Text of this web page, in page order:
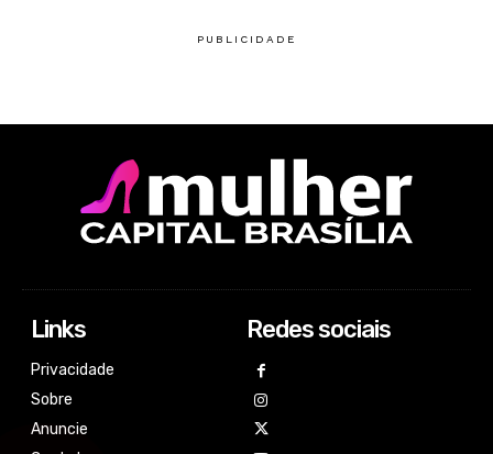
Links
Privacidade
Sobre
Anuncie
Redes sociais